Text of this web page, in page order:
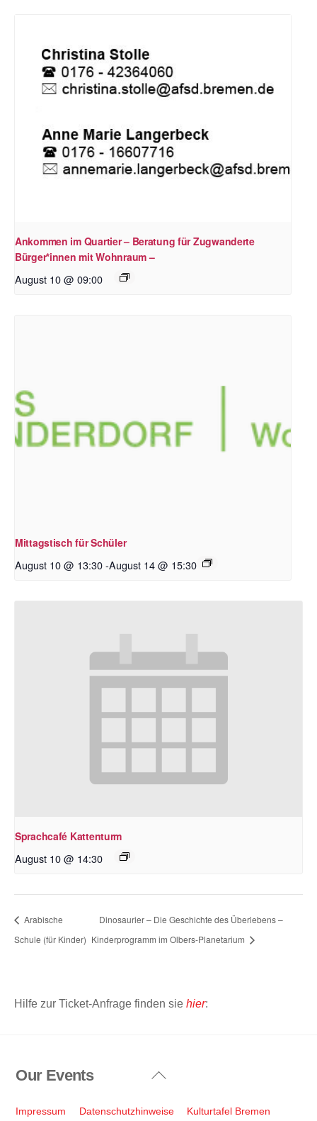
Ankommen im Quartier – Beratung für Zugwanderte
Bürger*innen mit Wohnraum –
August 10 @ 09:00
Mittagstisch für Schüler
August 10 @ 13:30-August 14 @ 15:30
Sprachcafé Kattenturm
August 10 @ 14:30
Arabische
Schule (für Kinder)
Dinosaurier – Die Geschichte des Überlebens –
Kinderprogramm im Olbers-Planetarium
Hilfe zur Ticket-Anfrage finden sie hier:
Back
Top
Our Events
Impressum Datenschutzhinweise Kulturtafel Bremen